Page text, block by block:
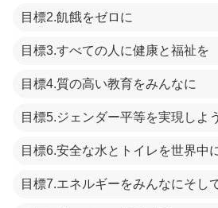
目標2.飢餓をゼロに
目標3.すべての人に健康と福祉を
目標4.質の高い教育をみんなに
目標5.ジェンダー平等を実現しよう
目標6.安全な水とトイレを世界中
目標7.エネルギーをみんなにそし